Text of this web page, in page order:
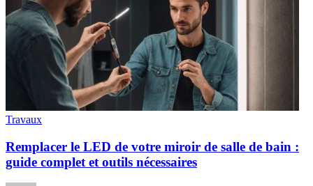
Travaux
Remplacer le LED de votre miroir de salle de bain :
guide complet et outils nécessaires